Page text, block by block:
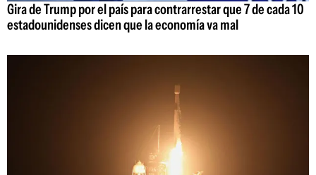
Gira de Trump por el país para contrarrestar que 7 de cada 10
estadounidenses dicen que la economía va mal